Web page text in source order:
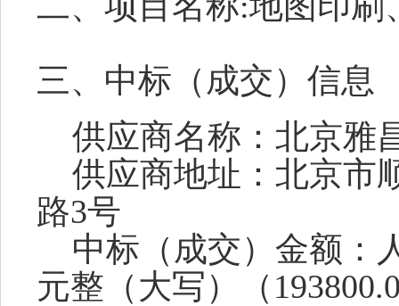
三、中标（成交）信息
供应商名称：北京雅
供应商地址：北京市
路3号
中标（成交）金额：
元整（大写）（